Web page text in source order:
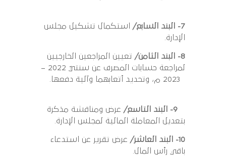
7- البند السابع/
استكمال تشكيل مجلس
الإدارة.
8- البند الثامن/
تعيين المراجعين الخارجيين
لمراجعة حسابات المصرف عن سنتيّ 2022 –
9- البند التاسع/
عرض ومناقشة مذكرة
بتعديل المعاملة المالية لمجلس الإدارة.
10- البند العاشر/
عرض تقرير عن استدعاء
باقي رأس المال.